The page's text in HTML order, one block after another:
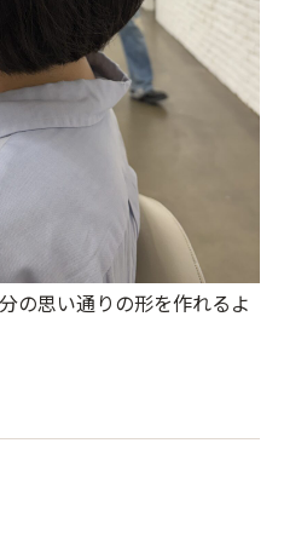
の思い通りの形を作れるよ